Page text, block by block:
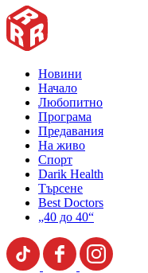
Новини
Начало
Любопитно
Програма
Предавания
На живо
Спорт
Darik Health
Търсене
Best Doctors
„40 до 40“